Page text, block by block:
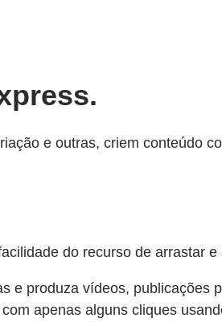
e outras, criem conteúdo
do recurso de arrastar e
e produza vídeos, publicações
apenas alguns cliques